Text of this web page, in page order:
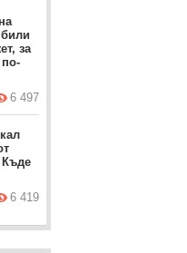
за
по-
6 497
Къде
6 419